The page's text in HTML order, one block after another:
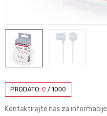
PRODATO: 0 / 1000
Kontaktirajte nas za informacije